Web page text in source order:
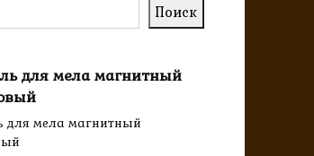
Поиск
для мела магнитный
для мела магнитный